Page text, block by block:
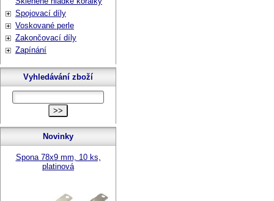
Spojovací díly
Voskované perle
Zakončovací díly
Zapínání
Vyhledávání zboží
Novinky
Spona 78x9 mm, 10 ks,
platinová